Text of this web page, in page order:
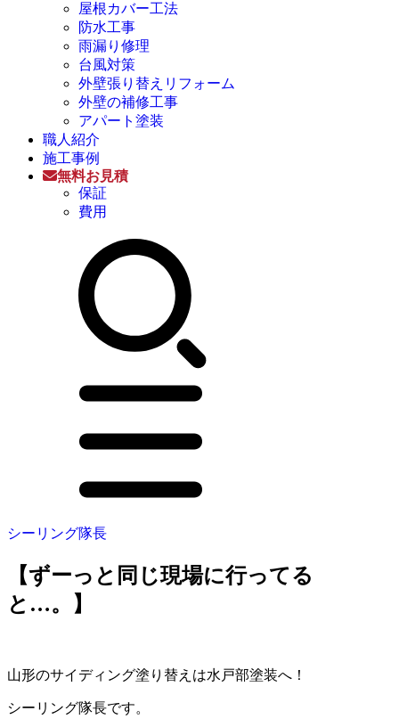
屋根カバー工法
防水工事
雨漏り修理
台風対策
外壁張り替えリフォーム
外壁の補修工事
アパート塗装
職人紹介
施工事例
無料お見積
保証
費用
シーリング隊長
【ずーっと同じ現場に行ってる
と…。】
山形のサイディング塗り替えは水戸部塗装へ！
シーリング隊長です。